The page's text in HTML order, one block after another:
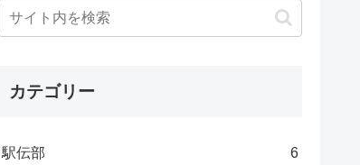
カテゴリー
駅伝部 6